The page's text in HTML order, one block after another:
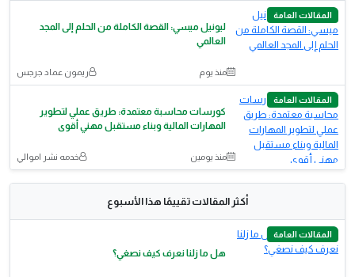
المقالات العامة
ليونيل ميسي: القصة الكاملة من الحلم إلى المجد
العالمي
منذ يوم ريمون عماد جرجس
المقالات العامة
كورسات محاسبة معتمدة: طريق عملي لتطوير
المهارات المالية وبناء مستقبل مهني أقوى
منذ يومين خدمه نشر اموالي
أكثر المقالات تقييمًا هذا الأسبوع
المقالات العامة
هل ما زلنا نعرف كيف نصغي؟